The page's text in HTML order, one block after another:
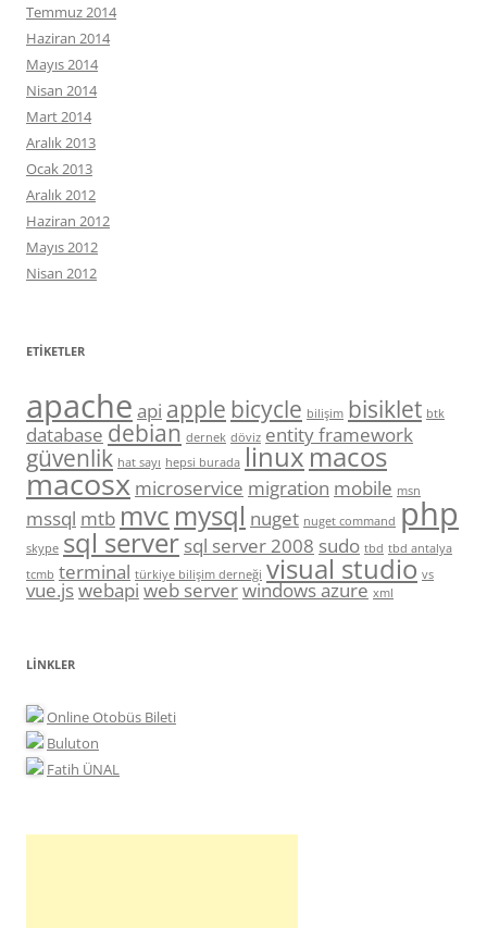
Temmuz 2014
Haziran 2014
Mayıs 2014
Nisan 2014
Mart 2014
Aralık 2013
Ocak 2013
Aralık 2012
Haziran 2012
Mayıs 2012
Nisan 2012
ETIKETLER
apache api apple bicycle bilişim bisiklet btk
database debian dernek döviz entity framework
güvenlik hat sayı hepsi burada linuxmacos
macosx microservice migration mobile msn
mssql mtb mvc mysql nuget nuget command php
skype sql server sql server 2008 sudo tbd tbd antalya
tcmb terminal türkiye bilişim derneği visual studio vs
vue.jswebapiweb serverwindows azure xml
LINKLER
Online Otobüs Bileti
Buluton
Fatih ÜNAL